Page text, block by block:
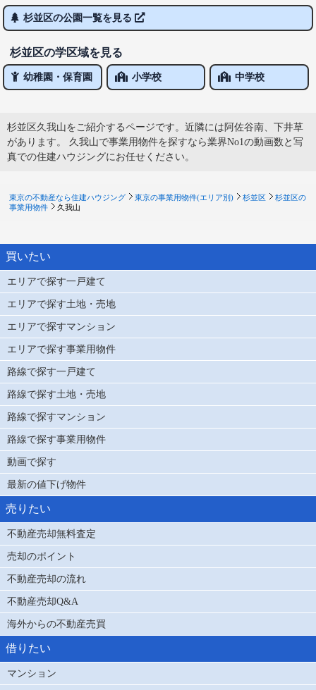
杉並区の公園一覧を見る
杉並区の学区域を見る
幼稚園・保育園 小学校 中学校
杉並区久我山をご紹介するページです。近隣には阿佐谷南、下井草
があります。 久我山で事業用物件を探すなら業界No1の動画数と写
真での住建ハウジングにお任せください。
東京の不動産なら住建ハウジング 東京の事業用物件(エリア別) 杉並区
杉並区の
事業用物件
久我山
買いたい
エリアで探す一戸建て
エリアで探す土地・売地
エリアで探すマンション
エリアで探す事業用物件
路線で探す一戸建て
路線で探す土地・売地
路線で探すマンション
路線で探す事業用物件
動画で探す
最新の値下げ物件
売りたい
不動産売却無料査定
売却のポイント
不動産売却の流れ
不動産売却Q&A
海外からの不動産売買
借りたい
マンション